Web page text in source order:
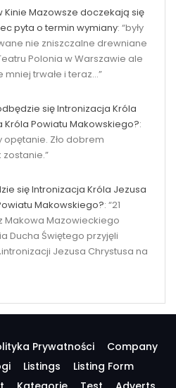
Kinie Mazowsze doczekają się
pyta o termin wymiany: “były
nie zniszczalne drewniane
Polonia w Warszawie ale
trwałe i teraz…”
się Intronizacja Króla
Króla Powiatu Makowskiego?:
opętanie. Zło dobrem
zostanie.”
się Intronizacja Króla Jezusa
Makowskiego?: “21
Makowa Mazowieckiego
Ducha Świętego przyjęli
Jezusa Chrystusa na
Prywatności
Company
Listings
Listing Form